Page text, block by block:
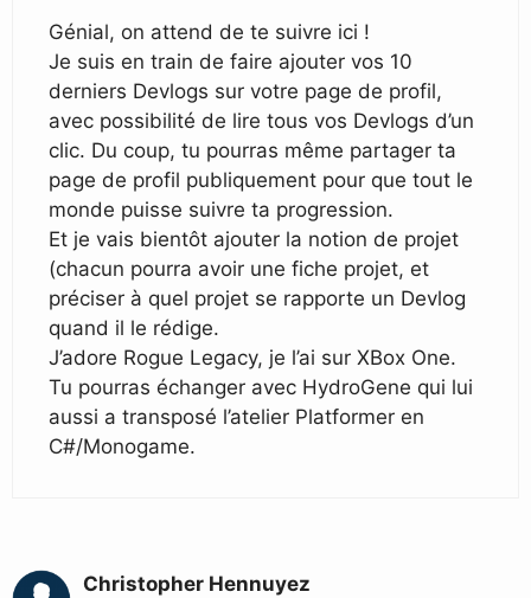
Génial, on attend de te suivre ici !
Je suis en train de faire ajouter vos 10
derniers Devlogs sur votre page de profil,
avec possibilité de lire tous vos Devlogs d’un
clic. Du coup, tu pourras même partager ta
page de profil publiquement pour que tout le
monde puisse suivre ta progression.
Et je vais bientôt ajouter la notion de projet
(chacun pourra avoir une fiche projet, et
préciser à quel projet se rapporte un Devlog
quand il le rédige.
J’adore Rogue Legacy, je l’ai sur XBox One.
Tu pourras échanger avec HydroGene qui lui
aussi a transposé l’atelier Platformer en
C#/Monogame.
Christopher Hennuyez